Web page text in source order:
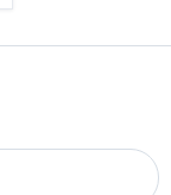
qui sotto.